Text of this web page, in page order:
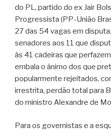
do PL, partido do ex Jair
Progressista (PP-União
27 das 54 vagas em
senadores aos 11 que
às 41 cadeiras que
embala o ânimo dos que
popularmente rejeitados,
irrestrita, perdão total para
do ministro Alexandre de
Para os governistas e a